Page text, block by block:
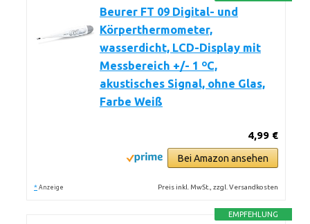
Beurer FT 09 Digital- und
Körperthermometer,
wasserdicht, LCD-Display mit
Messbereich +/- 1 ºC,
akustisches Signal, ohne Glas,
Farbe Weiß
4,99 €
Bei Amazon ansehen
* Anzeige Preis inkl. MwSt., zzgl. Versandkosten
EMPFEHLUNG